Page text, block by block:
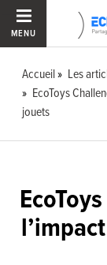
MENU
Accueil
Les
EcoToys
jouets